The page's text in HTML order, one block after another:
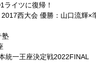
イツに復帰！
西大会 優勝：山口流輝×
塾
統一王座決定戦2022FINAL